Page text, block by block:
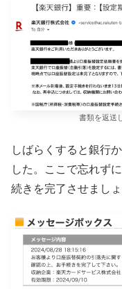
書類を返送
しばらくすると銀行
した。ここで忘れず
続きを完了させましょ